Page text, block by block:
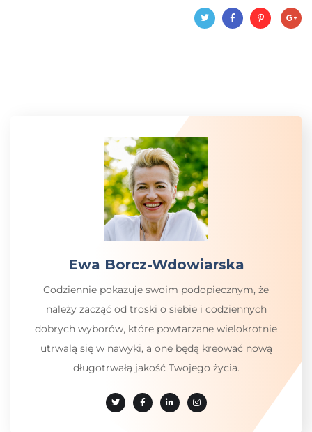
Ewa Borcz-Wdowiarska
Codziennie pokazuje swoim podopiecznym, że
należy zacząć od troski o siebie i codziennych
dobrych wyborów, które powtarzane wielokrotnie
utrwalą się w nawyki, a one będą kreować nową
długotrwałą jakość Twojego życia.